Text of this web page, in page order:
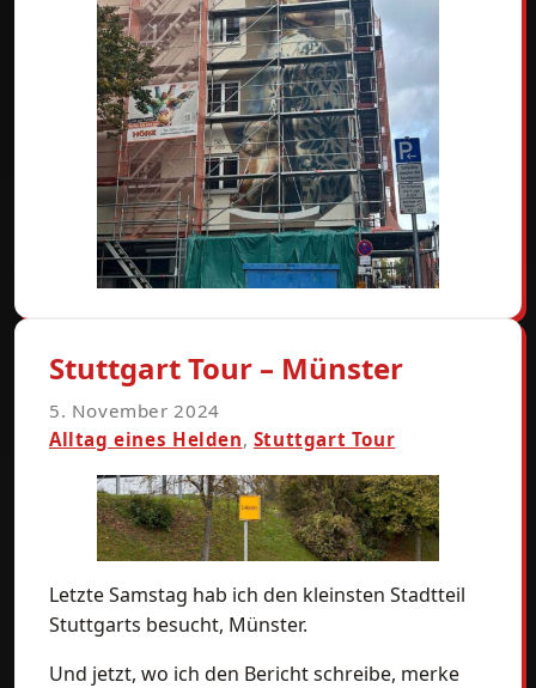
Stuttgart Tour – Münster
5. November 2024
Alltag eines Helden, Stuttgart Tour
Letzte Samstag hab ich den kleinsten Stadtteil
Stuttgarts besucht, Münster.
Und jetzt, wo ich den Bericht schreibe, merke